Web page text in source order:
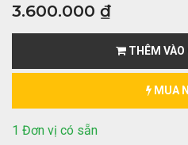
3.600.000 ₫
THÊM VÀO
MUA
1 Đơn vị có sẵn